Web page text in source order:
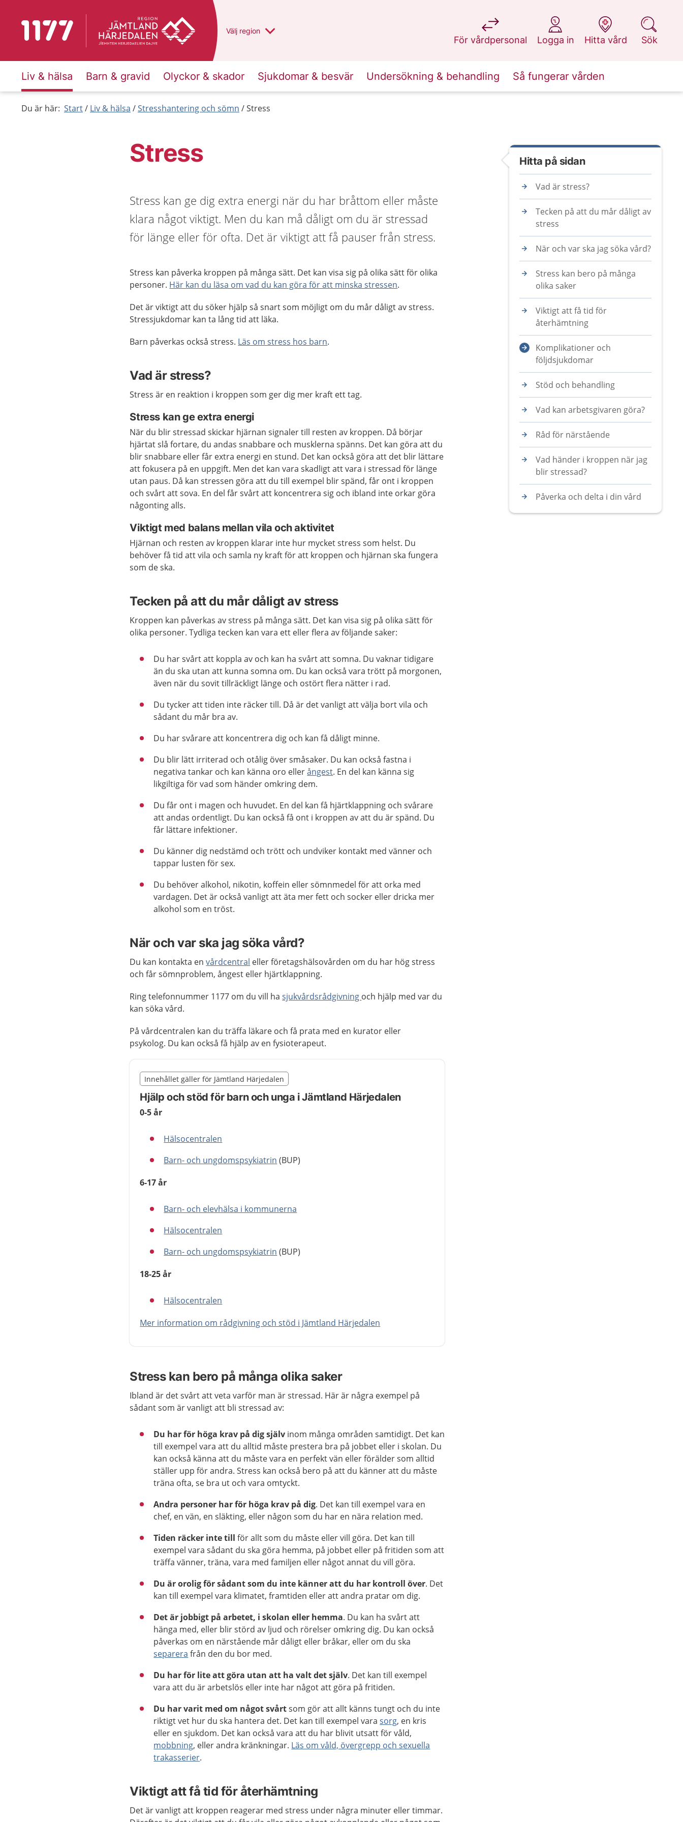
Till startsidan för 1177 Du har valt region
Välj en annan
region
För vårdpersonal
på 1177.se
Logga in
på 1177.se
Hitta vård
på 1177.se
Sök
på 1177.se
Liv & hälsa Barn & gravid Olyckor & skador Sjukdomar & besvär Undersökning & behandling Så fungerar vården
Du är här: Start Liv & hälsa Stresshantering och sömn Stress
Stress
Stress kan ge dig extra energi när du har bråttom eller måste
klara något viktigt. Men du kan må dåligt om du är stressad
för länge eller för ofta. Det är viktigt att få pauser från stress.
Stress kan påverka kroppen på många sätt. Det kan visa sig på olika sätt för olika
personer. Här kan du läsa om vad du kan göra för att minska stressen.
Det är viktigt att du söker hjälp så snart som möjligt om du mår dåligt av stress.
Stressjukdomar kan ta lång tid att läka.
Barn påverkas också stress. Läs om stress hos barn.
Vad är stress?
Stress är en reaktion i kroppen som ger dig mer kraft ett tag.
Stress kan ge extra energi
När du blir stressad skickar hjärnan signaler till resten av kroppen. Då börjar
hjärtat slå fortare, du andas snabbare och musklerna spänns. Det kan göra att du
blir snabbare eller får extra energi en stund. Det kan också göra att det blir lättare
att fokusera på en uppgift. Men det kan vara skadligt att vara i stressad för länge
utan paus. Då kan stressen göra att du till exempel blir spänd, får ont i kroppen
och svårt att sova. En del får svårt att koncentrera sig och ibland inte orkar göra
någonting alls.
Viktigt med balans mellan vila och aktivitet
Hjärnan och resten av kroppen klarar inte hur mycket stress som helst. Du
behöver få tid att vila och samla ny kraft för att kroppen och hjärnan ska fungera
som de ska.
Tecken på att du mår dåligt av stress
Kroppen kan påverkas av stress på många sätt. Det kan visa sig på olika sätt för
olika personer. Tydliga tecken kan vara ett eller flera av följande saker:
Du har svårt att koppla av och kan ha svårt att somna. Du vaknar tidigare
än du ska utan att kunna somna om. Du kan också vara trött på morgonen,
även när du sovit tillräckligt länge och ostört flera nätter i rad.
Du tycker att tiden inte räcker till. Då är det vanligt att välja bort vila och
sådant du mår bra av.
Du har svårare att koncentrera dig och kan få dåligt minne.
Du blir lätt irriterad och otålig över småsaker. Du kan också fastna i
negativa tankar och kan känna oro ellerångest. En del kan känna sig
likgiltiga för vad som händer omkring dem.
Du får ont i magen och huvudet. En del kan få hjärtklappning och svårare
att andas ordentligt. Du kan också få ont i kroppen av att du är spänd. Du
får lättare infektioner.
Du känner dig nedstämd och trött och undviker kontakt med vänner och
tappar lusten för sex.
Du behöver alkohol, nikotin, koffein eller sömnmedel för att orka med
vardagen. Det är också vanligt att äta mer fett och socker eller dricka mer
alkohol som en tröst.
När och var ska jag söka vård?
Du kan kontakta envårdcentral eller företagshälsovården om du har hög stress
och får sömnproblem, ångest eller hjärtklappning.
Ring telefonnummer 1177 om du vill hasjukvårdsrådgivning och hjälp med var du
kan söka vård.
På vårdcentralen kan du träffa läkare och få prata med en kurator eller
psykolog. Du kan också få hjälp av en fysioterapeut.
Nedan innehåll gäller region Jämtland Härjedalen
Innehållet gäller för Jämtland Härjedalen
Hjälp och stöd för barn och unga i Jämtland Härjedalen
0-5 år
Hälsocentralen
Barn- och ungdomspsykiatrin (BUP)
6-17 år
Barn- och elevhälsa i kommunerna
Hälsocentralen
Barn- och ungdomspsykiatrin (BUP)
18-25 år
Hälsocentralen
Mer information om rådgivning och stöd i Jämtland Härjedalen
Slut på det regionala tillägget från region Jämtland Härjedalen
Stress kan bero på många olika saker
Ibland är det svårt att veta varför man är stressad. Här är några exempel på
sådant som är vanligt att bli stressad av:
Du har för höga krav på dig själv inom många områden samtidigt. Det kan
till exempel vara att du alltid måste prestera bra på jobbet eller i skolan. Du
kan också känna att du måste vara en perfekt vän eller förälder som alltid
ställer upp för andra. Stress kan också bero på att du känner att du måste
träna ofta, se bra ut och vara omtyckt.
Andra personer har för höga krav på dig. Det kan till exempel vara en
chef, en vän, en släkting, eller någon som du har en nära relation med.
Tiden räcker inte till för allt som du måste eller vill göra. Det kan till
exempel vara sådant du ska göra hemma, på jobbet eller på fritiden som att
träffa vänner, träna, vara med familjen eller något annat du vill göra.
Du är orolig för sådant som du inte känner att du har kontroll över. Det
kan till exempel vara klimatet, framtiden eller att andra pratar om dig.
Det är jobbigt på arbetet, i skolan eller hemma. Du kan ha svårt att
hänga med, eller blir störd av ljud och rörelser omkring dig. Du kan också
påverkas om en närstående mår dåligt eller bråkar, eller om du ska
separera från den du bor med.
Du har för lite att göra utan att ha valt det själv. Det kan till exempel
vara att du är arbetslös eller inte har något att göra på fritiden.
Du har varit med om något svårtsom gör att allt känns tungt och du inte
riktigt vet hur du ska hantera det. Det kan till exempel varasorg, en kris
eller en sjukdom. Det kan också vara att du har blivit utsatt för våld,
mobbning, eller andra kränkningar. Läs om våld, övergrepp och sexuella
trakasserier.
Viktigt att få tid för återhämtning
Det är vanligt att kroppen reagerar med stress under några minuter eller timmar.
Hitta på sidan
Vad är stress?
Tecken på att du mår dåligt av
stress
När och var ska jag söka vård?
Stress kan bero på många
olika saker
Viktigt att få tid för
återhämtning
Komplikationer och
följdsjukdomar
Stöd och behandling
Vad kan arbetsgivaren göra?
Råd för närstående
Vad händer i kroppen när jag
blir stressad?
Påverka och delta i din vård